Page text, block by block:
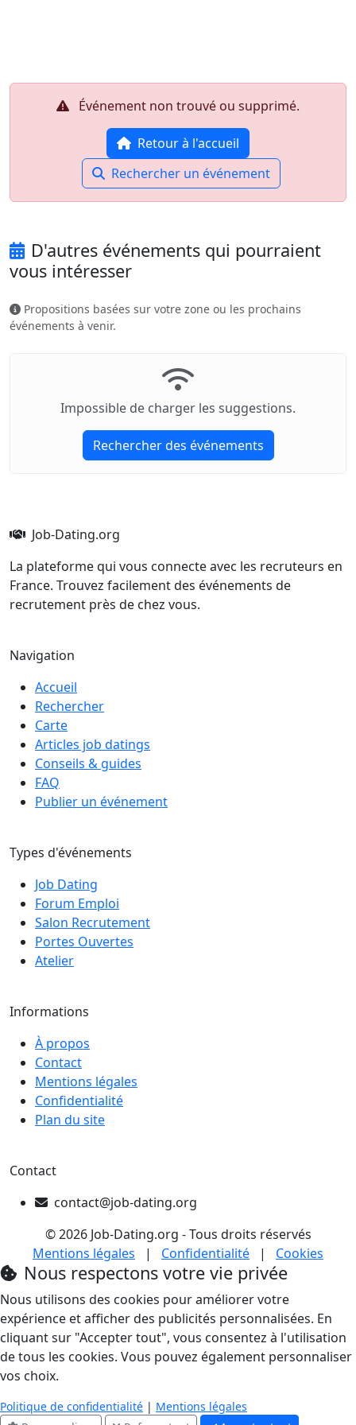
Événement non trouvé ou supprimé.
Retour à l'accueil
Rechercher un événement
D'autres événements qui pourraient
vous intéresser
Propositions basées sur votre zone ou les prochains
événements à venir.
Impossible de charger les suggestions.
Rechercher des événements
Job-Dating.org
La plateforme qui vous connecte avec les recruteurs en
France. Trouvez facilement des événements de
recrutement près de chez vous.
Navigation
Accueil
Rechercher
Carte
Articles job datings
Conseils & guides
FAQ
Publier un événement
Types d'événements
Job Dating
Forum Emploi
Salon Recrutement
Portes Ouvertes
Atelier
Informations
À propos
Contact
Mentions légales
Confidentialité
Plan du site
Contact
contact@job-dating.org
© 2026 Job-Dating.org - Tous droits réservés
Mentions légales
| Confidentialité | Cookies
Nous respectons votre vie privée
Nous utilisons des cookies pour améliorer votre
expérience et afficher des publicités personnalisées. En
cliquant sur "Accepter tout", vous consentez à l'utilisation
de tous les cookies. Vous pouvez également personnaliser
vos choix.
Politique de confidentialité | Mentions légales